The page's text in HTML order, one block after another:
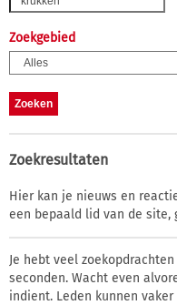
Zoekgebied
Zoekresultaten
Hier kan je nieuws en
een bepaald lid van de site,
Je hebt veel
seconden. Wacht even
indient. Leden kunnen vaker